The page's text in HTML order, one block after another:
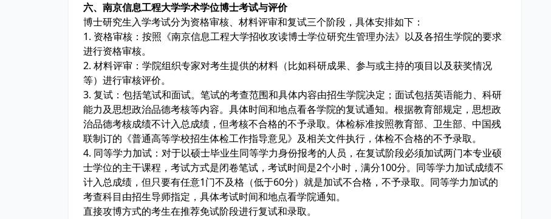
六、南京信息工程大学学术学位博士考试与评价
博士研究生入学考试分为资格审核、材料评审和复试三个阶段，具体安排如下：
1. 资格审核：按照《南京信息工程大学招收攻读博士学位研究生管理办法》以及各招生学院的要求
进行资格审核。
2. 材料评审：学院组织专家对考生提供的材料（比如科研成果、参与或主持的项目以及获奖情况
等）进行审核评价。
3. 复试：包括笔试和面试。笔试的考查范围和具体内容由招生学院决定；面试包括英语能力、科研
能力及思想政治品德考核等内容。具体时间和地点看各学院的复试通知。根据教育部规定，思想政
治品德考核成绩不计入总成绩，但考核不合格的不予录取。体检标准按照教育部、卫生部、中国残
联制订的《普通高等学校招生体检工作指导意见》及相关文件执行，体检不合格的不予录取。
4. 同等学力加试：对于以硕士毕业生同等学力身份报考的人员，在复试阶段必须加试两门本专业硕
士学位的主干课程，考试方式是闭卷笔试，考试时间是2个小时，满分100分。同等学力加试成绩不
计入总成绩，但只要有任意1门不及格（低于60分）就是加试不合格，不予录取。同等学力加试的
考查科目由招生导师指定，具体考试时间和地点看学院通知。
直接攻博方式的考生在推荐免试阶段进行复试和录取。